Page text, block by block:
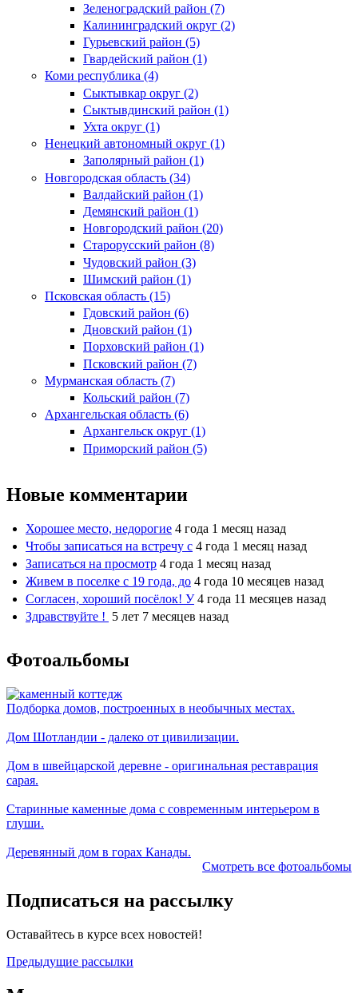
Зеленоградский район (7)
Калининградский округ (2)
Гурьевский район (5)
Гвардейский район (1)
Коми республика (4)
Сыктывкар округ (2)
Сыктывдинский район (1)
Ухта округ (1)
Ненецкий автономный округ (1)
Заполярный район (1)
Новгородская область (34)
Валдайский район (1)
Демянский район (1)
Новгородский район (20)
Старорусский район (8)
Чудовский район (3)
Шимский район (1)
Псковская область (15)
Гдовский район (6)
Дновский район (1)
Порховский район (1)
Псковский район (7)
Мурманская область (7)
Кольский район (7)
Архангельская область (6)
Архангельск округ (1)
Приморский район (5)
Новые комментарии
Хорошее место, недорогие 4 года 1 месяц назад
Чтобы записаться на встречу с 4 года 1 месяц назад
Записаться на просмотр 4 года 1 месяц назад
Живем в поселке с 19 года, до 4 года 10 месяцев назад
Согласен, хороший посёлок! У 4 года 11 месяцев назад
Здравствуйте ! 5 лет 7 месяцев назад
Фотоальбомы
Подборка домов, построенных в необычных местах.
Дом Шотландии - далеко от цивилизации.
Дом в швейцарской деревне - оригинальная реставрация
сарая.
Старинные каменные дома с современным интерьером в
глуши.
Деревянный дом в горах Канады.
Смотреть все фотоальбомы
Подписаться на рассылку
Оставайтесь в курсе всех новостей!
Предыдущие рассылки